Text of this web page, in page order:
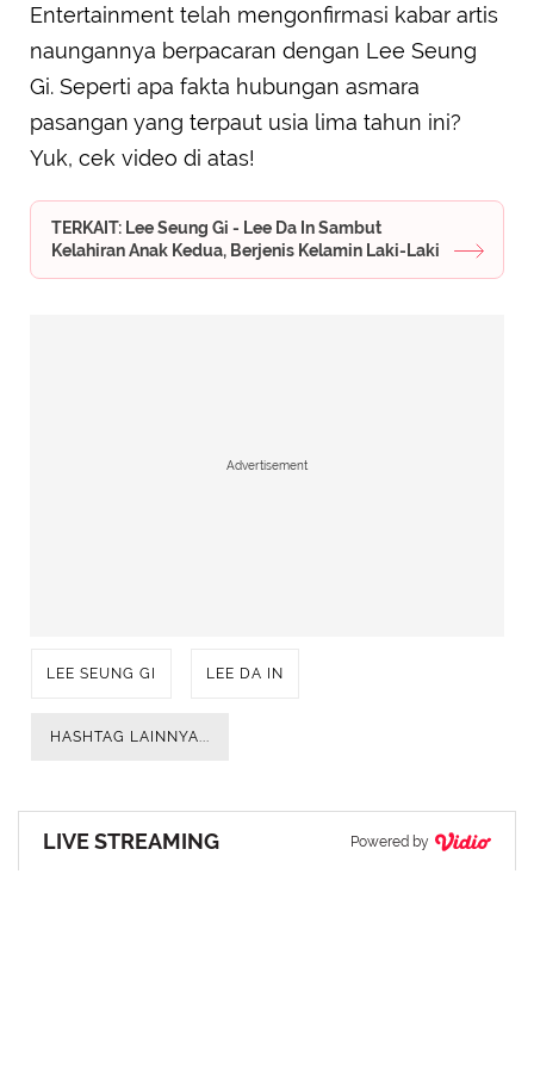
Entertainment telah mengonfirmasi kabar artis
naungannya berpacaran dengan Lee Seung
Gi. Seperti apa fakta hubungan asmara
pasangan yang terpaut usia lima tahun ini?
Yuk, cek video di atas!
TERKAIT: Lee Seung Gi - Lee Da In Sambut
Kelahiran Anak Kedua, Berjenis Kelamin Laki-Laki
Advertisement
LEE SEUNG GI LEE DA IN
HASHTAG LAINNYA...
LIVE STREAMING Powered by